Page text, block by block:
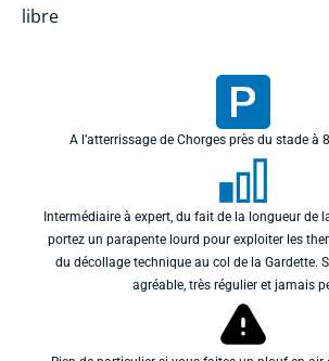
libre
A l’atterrissage de Chorges près du stade à
Intermédiaire à expert, du fait de la longueur de
portez un parapente lourd pour exploiter les
du décollage technique au col de la Gardette.
agréable, très régulier et jamais